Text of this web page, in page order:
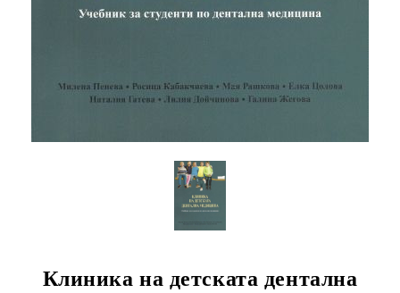
Клиника на детската дентална